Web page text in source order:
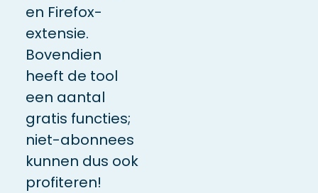
en Firefox-
extensie.
Bovendien
heeft de tool
een aantal
gratis functies;
niet-abonnees
kunnen dus ook
profiteren!